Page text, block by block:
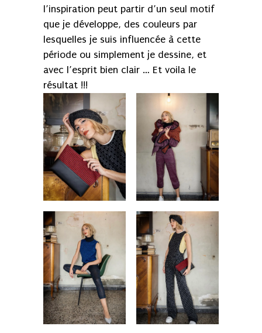
l’inspiration peut partir d’un seul motif
que je développe, des couleurs par
lesquelles je suis influencée à cette
période ou simplement je dessine, et
avec l’esprit bien clair … Et voila le
résultat !!!